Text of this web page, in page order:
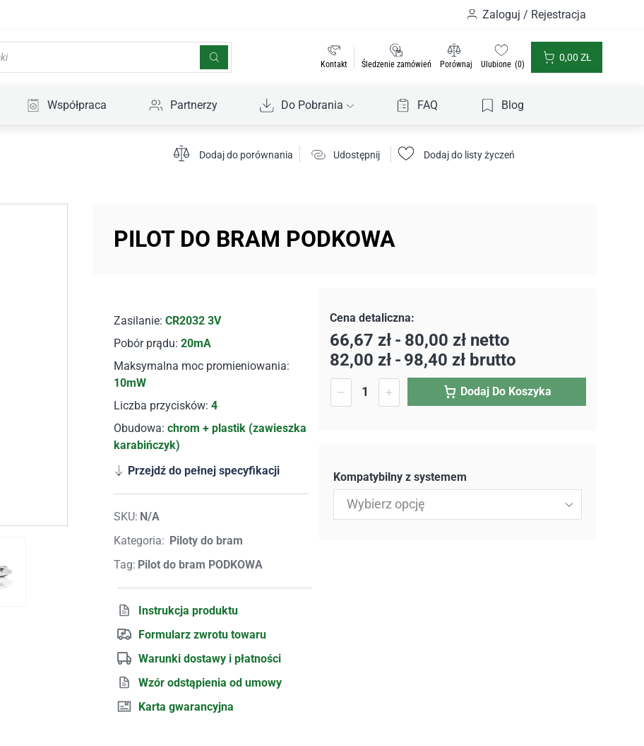
Zaloguj / Rejestracja
Kontakt Śledzenie zamówień Porównaj Ulubione 0
0,00 ZŁ
Współpraca Partnerzy Do Pobrania FAQ Blog
Dodaj do porównania Udostępnij Dodaj do listy życzeń
PILOT DO BRAM PODKOWA
Zasilanie: CR2032 3V
Pobór prądu: 20mA
Maksymalna moc promieniowania:
10mW
Liczba przycisków: 4
Obudowa: chrom + plastik (zawieszka
karabińczyk)
Przejdź do pełnej specyfikacji
SKU: N/A
Kategoria: Piloty do bram
Tag: Pilot do bram PODKOWA
Instrukcja produktu
Formularz zwrotu towaru
Warunki dostawy i płatności
Wzór odstąpienia od umowy
Karta gwarancyjna
66,67zł - 80,00zł netto
82,00zł - 98,40zł brutto
Dodaj Do Koszyka
Kompatybilny z systemem
Wybierz opcję